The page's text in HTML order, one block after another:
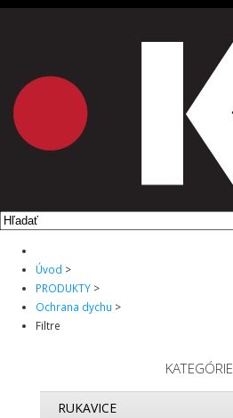
O NÁS
NA STIAHNUTIE
KONTAKT
Úvod >
PRODUKTY >
Ochrana dychu >
Filtre
KATEGÓRIE
RUKAVICE